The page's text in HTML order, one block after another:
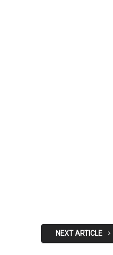
NEXT ARTICLE